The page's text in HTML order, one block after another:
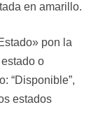
en amarillo.
pon la
o
“Disponible”,
estados